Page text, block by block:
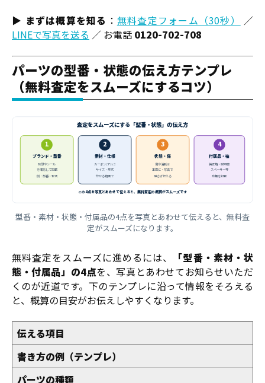
▶ まずは概算を知る ： 無料査定フォーム（30秒）
／
LINEで写真を送る ／ お電話 0120-702-708
パーツの型番・状態の伝え方テンプレ
（無料査定をスムーズにするコツ）
査定をスムーズにする「型番・状態」の伝え方
1
ブランド・型番
刻印やシール
を確認して記載
例：型番・世代
2
素材・仕様
カーボン/アルミ
サイズ・年式
分かる範囲で
3
状態・傷
傷や消耗は
正直に・写真で
隠さず伝える
4
付属品・箱
純正箱・説明書
スペーサー等
有無を記載
この4点を写真とあわせて伝えると、無料査定の概算がスムーズです
型番・素材・状態・付属品の4点を写真とあわせて伝えると、無料査
定がスムーズになります。
無料査定をスムーズに進めるには、
「型番・素材・状
態・付属品」の4点を、写真とあわせてお知らせいただ
くのが近道です。下のテンプレに沿って情報をそろえる
と、概算の目安がお伝えしやすくなります。
伝える項目
書き方の例（テンプレ）
パーツの種類